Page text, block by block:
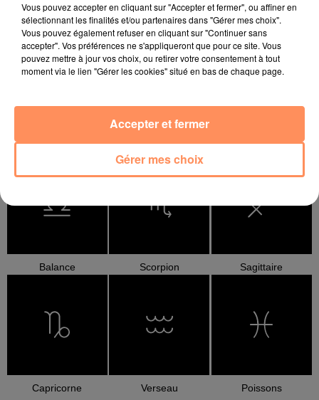
Bélier Taureau Gémeaux
Cancer Lion Vierge
Balance Scorpion Sagittaire
Capricorne Verseau Poissons
Vous pouvez accepter en cliquant sur "Accepter et fermer", ou affiner en
sélectionnant les finalités et/ou partenaires dans "Gérer mes choix".
Vous pouvez également refuser en cliquant sur "Continuer sans
accepter". Vos préférences ne s'appliqueront que pour ce site. Vous
pouvez mettre à jour vos choix, ou retirer votre consentement à tout
moment via le lien "Gérer les cookies" situé en bas de chaque page.
Gérer mes choix
Accepter et fermer